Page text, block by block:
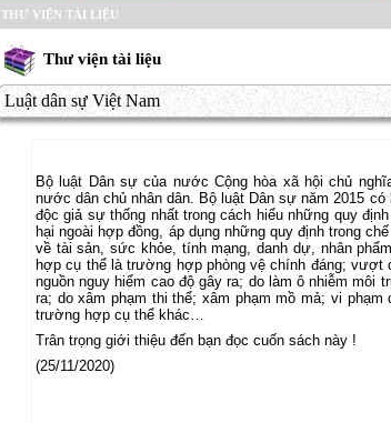
THƯ VIỆN TÀI LIỆU
Thư viện tài liệu
Luật dân sự Việt Nam
Bộ luật Dân sự của nước Cộng hòa xã hội chủ
nước dân chủ nhân dân. Bộ luật Dân sự năm 2015
độc giả sự thống nhất trong cách hiểu những quy
hại ngoài hợp đồng, áp dụng những quy định trong
về tài sản, sức khỏe, tính mạng, danh dự, nhân
hợp cụ thể là trường hợp phòng vệ chính đáng;
nguồn nguy hiểm cao độ gây ra; do làm ô nhiễm
ra; do xâm phạm thi thể; xâm phạm mồ mả; vi
trường hợp cụ thể khác…
Trân trọng giới thiệu đến bạn đọc cuốn sách này !
(25/11/2020)